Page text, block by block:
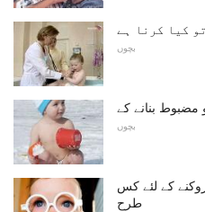
کیا کرنا ہے
بچوں
بنانے کے
بچوں
کے لئے کس
طرح